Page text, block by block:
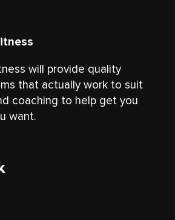
will provide quality
that actually work to suit
coaching to help get you
want.